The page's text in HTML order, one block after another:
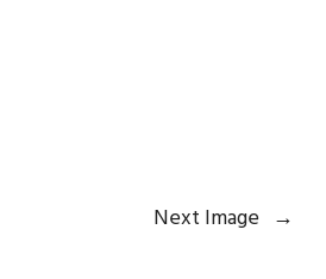
Next Image →